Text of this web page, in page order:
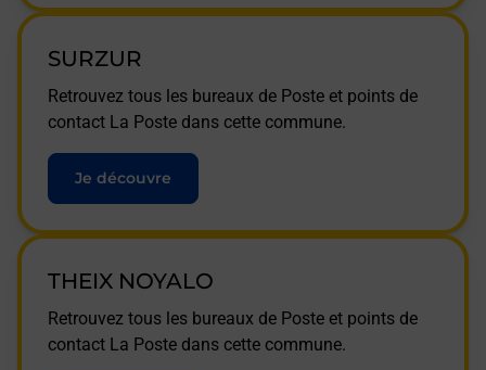
SURZUR
Retrouvez tous les bureaux de Poste et points de
contact La Poste dans cette commune.
Je découvre
THEIX NOYALO
Retrouvez tous les bureaux de Poste et points de
contact La Poste dans cette commune.